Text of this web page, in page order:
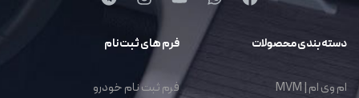
دسته بندی محصولات
ام وی ام | MVM
فرم های ثبت نام
فرم ثبت نام خودرو